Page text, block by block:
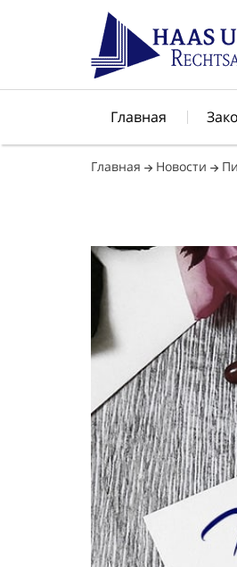
Главная
Главная Новости